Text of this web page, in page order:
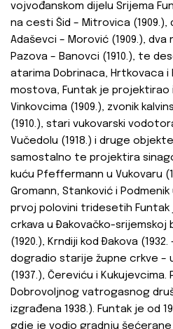
vojvođanskom dijelu Srijema
na cesti Šid – Mitrovica
Adaševci – Morović (1909.),
Pazova – Banovci (1910.), te
atarima Dobrinaca, Hrtkovaca i
mostova, Funtak je projektirao
Vinkovcima (1909.), zvonik
(1910.), stari vukovarski
Vučedolu (1918.) i druge
samostalno te projektira
kuću Pfeffermann u Vukovaru
Gromann, Stanković i Podmenik
prvoj polovini tridesetih Funtak
crkava u Ðakovačko-srijemskoj
(1920.), Krndiji kod Ðakova
dogradio starije župne crkve –
(1937.), Čereviću i
Dobrovoljnog vatrogasnog
izgrađena 1938.). Funtak je od
gdje je vodio gradnju šećerane